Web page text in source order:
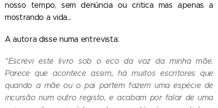
nosso tempo, sem denúncia ou critica mas apenas a
mostrando a vida...
A autora disse numa entrevista:
"Escrevi este livro sob o eco da voz da minha mãe.
Parece que acontece assim, há muitos escritores que
quando a mãe ou o pai partem fazem uma espécie de
incursão num outro registo, e acabam por falar de uma